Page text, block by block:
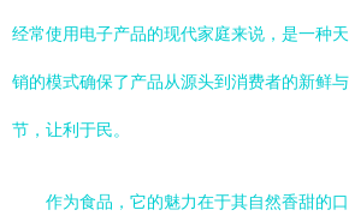
经常使用电子产品的现代家庭来说，是一种
销的模式确保了产品从源头到消费者的新鲜
节，让利于民。
作为食品，它的魅力在于其自然香甜的